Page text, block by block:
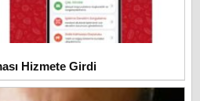
Hizmete Girdi